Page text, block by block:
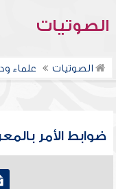
الصوتيات
الصوتيات علماء
ضوابط الأمر